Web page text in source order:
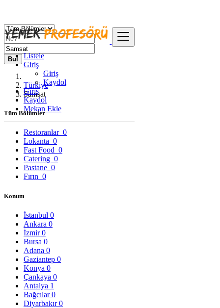
Listele
Giriş
Giriş
Kaydol
Giriş
Kaydol
Mekan Ekle
Bul
Türkiye
Samsat
Tüm Bölümler
Restoranlar 0
Lokanta 0
Fast Food 0
Catering 0
Pastane 0
Fırın 0
Konum
İstanbul 0
Ankara 0
İzmir0
Bursa 0
Adana 0
Gaziantep 0
Konya 0
Çankaya 0
Antalya 1
Bağcılar0
Diyarbakır0